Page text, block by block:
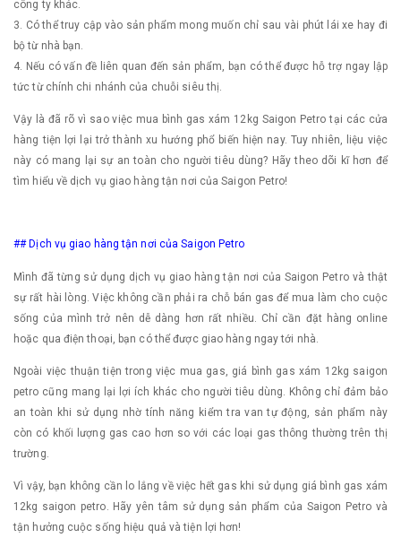
công ty khác.
3. Có thể truy cập vào sản phẩm mong muốn chỉ sau vài phút lái xe hay đi
bộ từ nhà bạn.
4. Nếu có vấn đề liên quan đến sản phẩm, bạn có thể được hỗ trợ ngay lập
tức từ chính chi nhánh của chuỗi siêu thị.
Vậy là đã rõ vì sao việc mua bình gas xám 12kg Saigon Petro tại các cửa
hàng tiện lợi lại trở thành xu hướng phổ biến hiện nay. Tuy nhiên, liệu việc
này có mang lại sự an toàn cho người tiêu dùng? Hãy theo dõi kĩ hơn để
tìm hiểu về dịch vụ giao hàng tận nơi của Saigon Petro!
## Dịch vụ giao hàng tận nơi của Saigon Petro
Mình đã từng sử dụng dịch vụ giao hàng tận nơi của Saigon Petro và thật
sự rất hài lòng. Việc không cần phải ra chỗ bán gas để mua làm cho cuộc
sống của mình trở nên dễ dàng hơn rất nhiều. Chỉ cần đặt hàng online
hoặc qua điện thoại, bạn có thể được giao hàng ngay tới nhà.
Ngoài việc thuận tiện trong việc mua gas, giá bình gas xám 12kg saigon
petro cũng mang lại lợi ích khác cho người tiêu dùng. Không chỉ đảm bảo
an toàn khi sử dụng nhờ tính năng kiểm tra van tự động, sản phẩm này
còn có khối lượng gas cao hơn so với các loại gas thông thường trên thị
trường.
Vì vậy, bạn không cần lo lắng về việc hết gas khi sử dụng giá bình gas xám
12kg saigon petro. Hãy yên tâm sử dụng sản phẩm của Saigon Petro và
tận hưởng cuộc sống hiệu quả và tiện lợi hơn!